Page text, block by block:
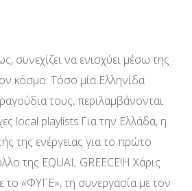
να ενισχύει μέσω της
κόσμο. Τόσο μία Ελληνίδα
τους, περιλαμβάνονται
local playlists.Για την Ελλάδα, η
της ενέργειας για το πρώτο
της EQUAL GREECE!Η Χάρις
το «ΦΥΓΕ», τη συνεργασία με τον